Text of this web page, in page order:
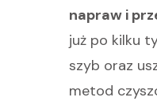
napraw i
już po kilku
szyb oraz
metod